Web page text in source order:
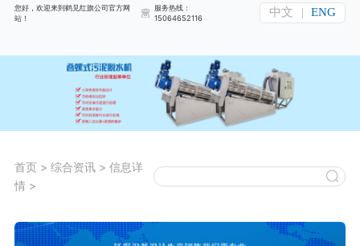
您好，欢迎来到鹤见红旗公司官方网
站！
服务热线：
15064652116
中文 | ENG
首页> 综合资讯> 信息详
情>